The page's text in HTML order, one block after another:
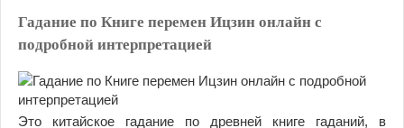
Гадание по Книге перемен Ицзин онлайн с
подробной интерпретацией
Это китайское гадание по древней книге гаданий, в